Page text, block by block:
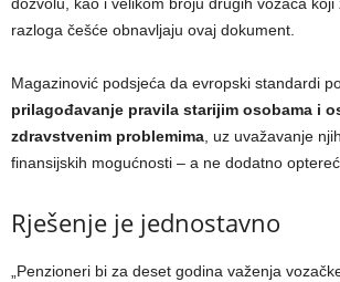
razloga češće obnavljaju ovaj dokument.
Magazinović podsjeća da evropski standardi
prilagođavanje pravila starijim osobama i
zdravstvenim problemima , uz uvažavanje
finansijskih mogućnosti – a ne dodatno
Rješenje je jednostavno
„Penzioneri bi za deset godina važenja